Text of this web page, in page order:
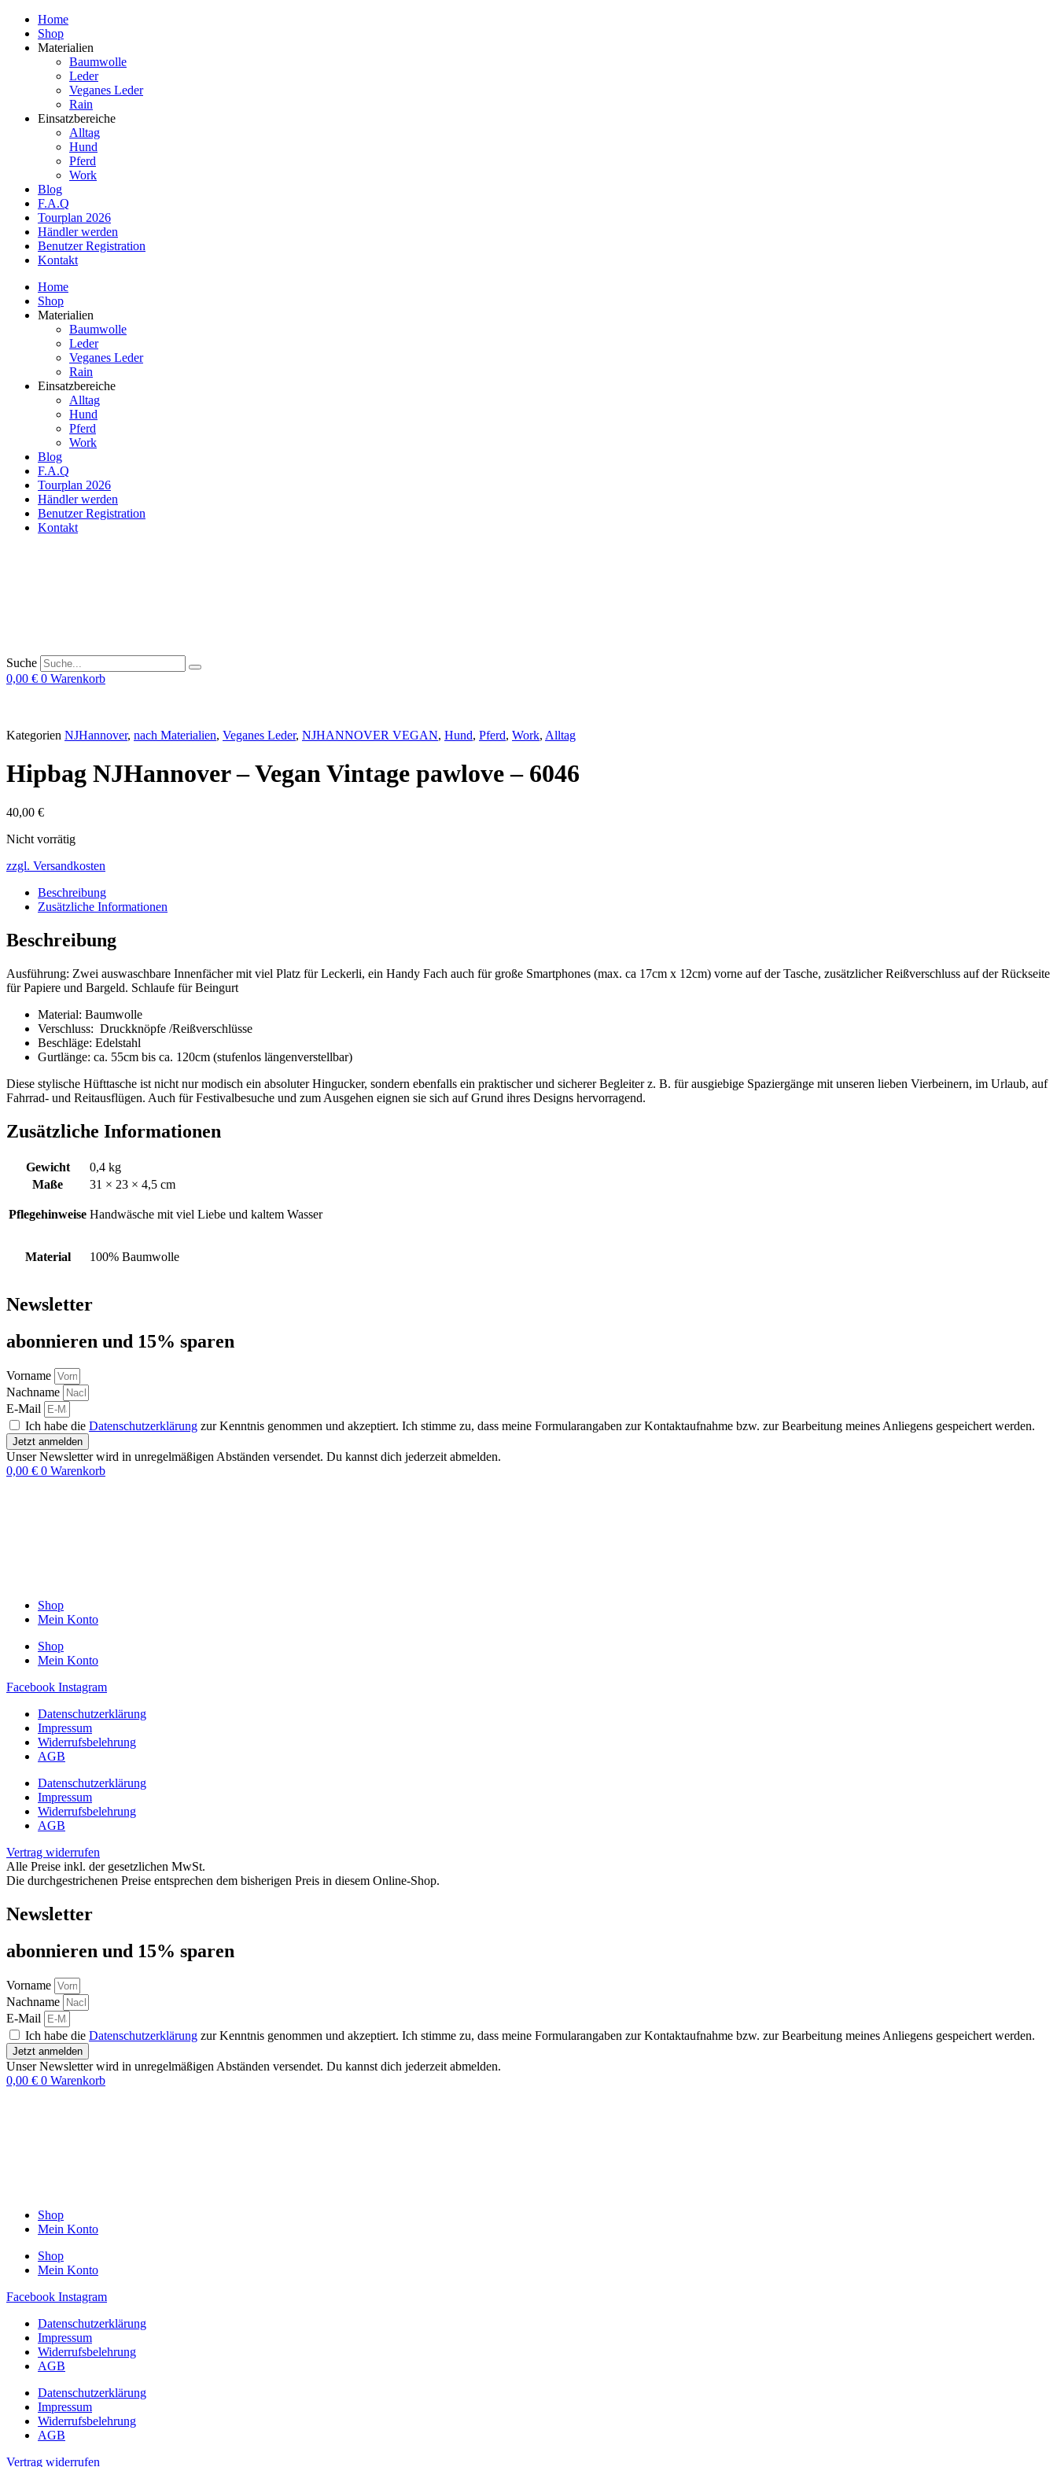
Home
Shop
Materialien
Baumwolle
Leder
Veganes Leder
Rain
Einsatzbereiche
Alltag
Hund
Pferd
Work
Blog
F.A.Q
Tourplan 2026
Händler werden
Benutzer Registration
Kontakt
Home
Shop
Materialien
Baumwolle
Leder
Veganes Leder
Rain
Einsatzbereiche
Alltag
Hund
Pferd
Work
Blog
F.A.Q
Tourplan 2026
Händler werden
Benutzer Registration
Kontakt
Suche
0,00 € 0 Warenkorb
Kategorien NJHannover, nach Materialien, Veganes Leder, NJHANNOVER VEGAN, Hund, Pferd, Work, Alltag
Hipbag NJHannover – Vegan Vintage pawlove – 6046
40,00 €
Nicht vorrätig
zzgl. Versandkosten
Beschreibung
Zusätzliche Informationen
Beschreibung
Ausführung: Zwei auswaschbare Innenfächer mit viel Platz für Leckerli, ein Handy Fach auch für große Smartphones (max. ca 17cm x 12cm) vorne auf der Tasche, zusätzlicher Reißverschluss auf der Rückseite
für Papiere und Bargeld. Schlaufe für Beingurt
Material: Baumwolle
Verschluss: Druckknöpfe /Reißverschlüsse
Beschläge: Edelstahl
Gurtlänge: ca. 55cm bis ca. 120cm (stufenlos längenverstellbar)
Diese stylische Hüfttasche ist nicht nur modisch ein absoluter Hingucker, sondern ebenfalls ein praktischer und sicherer Begleiter z. B. für ausgiebige Spaziergänge mit unseren lieben Vierbeinern, im Urlaub, auf
Fahrrad- und Reitausflügen. Auch für Festivalbesuche und zum Ausgehen eignen sie sich auf Grund ihres Designs hervorragend.
Zusätzliche Informationen
Gewicht
0,4 kg
Maße
31 × 23 × 4,5 cm
Pflegehinweise Handwäsche mit viel Liebe und kaltem Wasser
Material 100% Baumwolle
Newsletter
abon­nie­ren und 15% sparen
Vorname
Nachname
E-Mail
Ich habe die Datenschutzerklärung zur Kenntnis genommen und akzeptiert. Ich stimme zu, dass meine Formularangaben zur Kontaktaufnahme bzw. zur Bearbeitung meines Anliegens gespeichert werden.
Jetzt anmelden
Unser Newsletter wird in unregelmäßigen Abständen versendet. Du kannst dich jederzeit abmelden.
0,00 € 0 Warenkorb
Shop
Mein Konto
Shop
Mein Konto
Facebook Instagram
Datenschutzerklärung
Impressum
Widerrufsbelehrung
AGB
Datenschutzerklärung
Impressum
Widerrufsbelehrung
AGB
Vertrag widerrufen
Alle Preise inkl. der gesetzlichen MwSt.
Die durchgestrichenen Preise entsprechen dem bisherigen Preis in diesem Online-Shop.
Newsletter
abon­nie­ren und 15% sparen
Vorname
Nachname
E-Mail
Ich habe die Datenschutzerklärung zur Kenntnis genommen und akzeptiert. Ich stimme zu, dass meine Formularangaben zur Kontaktaufnahme bzw. zur Bearbeitung meines Anliegens gespeichert werden.
Jetzt anmelden
Unser Newsletter wird in unregelmäßigen Abständen versendet. Du kannst dich jederzeit abmelden.
0,00 € 0 Warenkorb
Shop
Mein Konto
Shop
Mein Konto
Facebook Instagram
Datenschutzerklärung
Impressum
Widerrufsbelehrung
AGB
Datenschutzerklärung
Impressum
Widerrufsbelehrung
AGB
Vertrag widerrufen